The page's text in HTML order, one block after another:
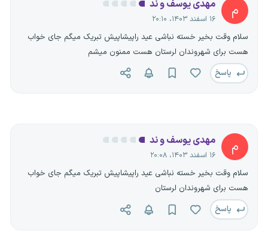
م مهدی یوسف و ند
۱۶ اسفند ۱۴۰۳، ۲۰:۱۰
سلام وقت بخیر خسته نباشی عید راپیشاپیش تبریک میگم جای خواب
هست برای شهروندان لرستان هست ممنون میشم
پاسخ
م مهدی یوسف و ند
۱۶ اسفند ۱۴۰۳، ۲۰:۰۸
سلام وقت بخیر خسته نباشی عید راپیشاپیش تبریک میگم جای خواب
هست برای شهروندان لرستان
پاسخ